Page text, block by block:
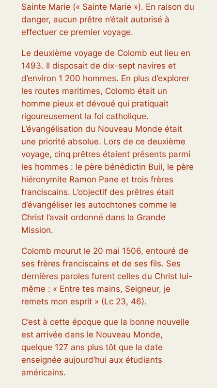
Sainte Marie (« Sainte Marie »). En raison du
danger, aucun prêtre n’était autorisé à
effectuer ce premier voyage.
Le deuxième voyage de Colomb eut lieu en
1493. Il disposait de dix-sept navires et
d’environ 1 200 hommes. En plus d’explorer
les routes maritimes, Colomb était un
homme pieux et dévoué qui pratiquait
rigoureusement la foi catholique.
L’évangélisation du Nouveau Monde était
une priorité absolue. Lors de ce deuxième
voyage, cinq prêtres étaient présents parmi
les hommes : le père bénédictin Buil, le père
hiéronymite Ramon Pane et trois frères
franciscains. L’objectif des prêtres était
d’évangéliser les autochtones comme le
Christ l’avait ordonné dans la Grande
Mission.
Colomb mourut le 20 mai 1506, entouré de
ses frères franciscains et de ses fils. Ses
dernières paroles furent celles du Christ lui-
même : « Entre tes mains, Seigneur, je
remets mon esprit » (Lc 23, 46).
C’est à cette époque que la bonne nouvelle
est arrivée dans le Nouveau Monde,
quelque 127 ans plus tôt que la date
enseignée aujourd’hui aux étudiants
américains.